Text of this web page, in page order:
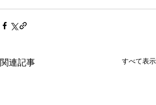
関連記事 すべて表示